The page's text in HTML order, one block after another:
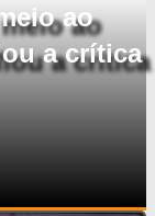
ao
a crítica